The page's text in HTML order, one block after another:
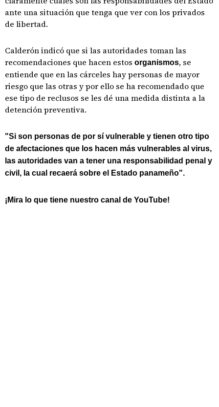
ante una situación que tenga que ver con los privados
de libertad.
Calderón indicó que si las autoridades toman las
recomendaciones que hacen estos organismos, se
entiende que en las cárceles hay personas de mayor
riesgo que las otras y por ello se ha recomendado que
ese tipo de reclusos se les dé una medida distinta a la
detención preventiva.
"Si son personas de por sí vulnerable y tienen otro tipo
de afectaciones que los hacen más vulnerables al virus,
las autoridades van a tener una responsabilidad penal y
civil, la cual recaerá sobre el Estado panameño".
¡Mira lo que tiene nuestro canal de YouTube!